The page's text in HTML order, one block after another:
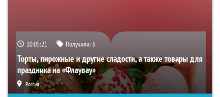
10:05:19 Получили:6
Торты, пирожные и другие сладости, а также товары для
праздника на «Флаувау»
Россия